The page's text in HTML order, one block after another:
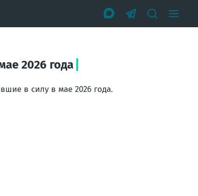
2026 года
в силу в мае 2026 года.